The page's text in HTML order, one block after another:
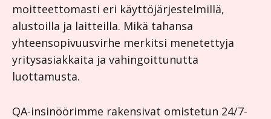
moitteettomasti eri käyttöjärjestelmillä,
alustoilla ja laitteilla. Mikä tahansa
yhteensopivuusvirhe merkitsi menetettyja
yritysasiakkaita ja vahingoittunutta
luottamusta.
QA-insinöörimme rakensivat omistetun 24/7-